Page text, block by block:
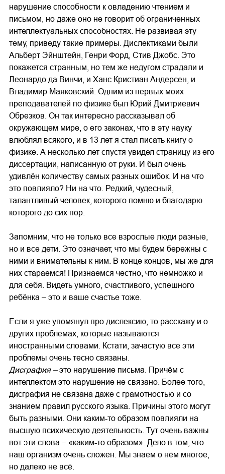
нарушение способности к овладению чтением и
письмом, но даже оно не говорит об ограниченных
интеллектуальных способностях. Не развивая эту
тему, приведу такие примеры. Дислектиками были
Альберт Эйнштейн, Генри Форд, Стив Джобс. Это
покажется странным, но тем же недугом страдали и
Леонардо да Винчи, и Ханс Кристиан Андерсен, и
Владимир Маяковский. Одним из первых моих
преподавателей по физике был Юрий Дмитриевич
Обрезков. Он так интересно рассказывал об
окружающем мире, о его законах, что в эту науку
влюблял всякого, и в 13 лет я стал писать книгу о
физике. А несколько лет спустя увидел страницу из его
диссертации, написанную от руки. И был очень
удивлён количеству самых разных ошибок. И на что
это повлияло? Ни на что. Редкий, чудесный,
талантливый человек, которого помню и благодарю
которого до сих пор.
Запомним, что не только все взрослые люди разные,
но и все дети. Это означает, что мы будем бережны с
ними и внимательны к ним. В конце концов, мы же для
них стараемся! Признаемся честно, что немножко и
для себя. Видеть умного, счастливого, успешного
ребёнка – это и ваше счастье тоже.
Если я уже упомянул про дислексию, то расскажу и о
других проблемах, которые называются
иностранными словами. Кстати, зачастую все эти
проблемы очень тесно связаны.
Дисграфия –это нарушение письма. Причём с
интеллектом это нарушение не связано. Более того,
дисграфия не связана даже с грамотностью и со
знанием правил русского языка. Причины этого могут
быть разными. Они каким-то образом повлияли на
высшую психическую деятельность. Тут очень важны
вот эти слова – «каким-то образом». Дело в том, что
наш организм очень сложен. Мы знаем о нём многое,
но далеко не всё.